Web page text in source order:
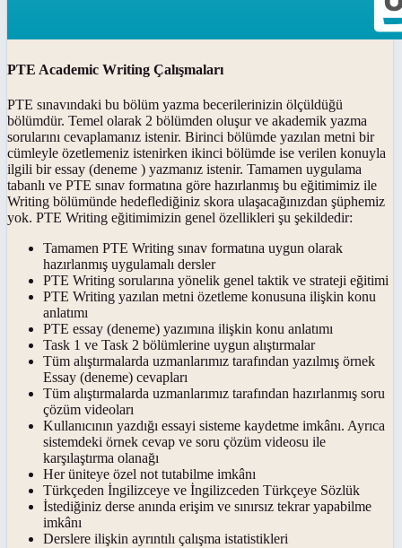
PTE Academic Writing Çalışmaları
PTE sınavındaki bu bölüm yazma becerilerinizin ölçüldüğü
bölümdür. Temel olarak 2 bölümden oluşur ve akademik yazma
sorularını cevaplamanız istenir. Birinci bölümde yazılan metni bir
cümleyle özetlemeniz istenirken ikinci bölümde ise verilen konuyla
ilgili bir essay (deneme ) yazmanız istenir. Tamamen uygulama
tabanlı ve PTE sınav formatına göre hazırlanmış bu eğitimimiz ile
Writing bölümünde hedeflediğiniz skora ulaşacağınızdan şüphemiz
yok. PTE Writing eğitimimizin genel özellikleri şu şekildedir:
Tamamen PTE Writing sınav formatına uygun olarak
hazırlanmış uygulamalı dersler
PTE Writing sorularına yönelik genel taktik ve strateji eğitimi
PTE Writing yazılan metni özetleme konusuna ilişkin konu
anlatımı
PTE essay (deneme) yazımına ilişkin konu anlatımı
Task 1 ve Task 2 bölümlerine uygun alıştırmalar
Tüm alıştırmalarda uzmanlarımız tarafından yazılmış örnek
Essay (deneme) cevapları
Tüm alıştırmalarda uzmanlarımız tarafından hazırlanmış soru
çözüm videoları
Kullanıcının yazdığı essayi sisteme kaydetme imkânı. Ayrıca
sistemdeki örnek cevap ve soru çözüm videosu ile
karşılaştırma olanağı
Her üniteye özel not tutabilme imkânı
Türkçeden İngilizceye ve İngilizceden Türkçeye Sözlük
İstediğiniz derse anında erişim ve sınırsız tekrar yapabilme
imkânı
Derslere ilişkin ayrıntılı çalışma istatistikleri